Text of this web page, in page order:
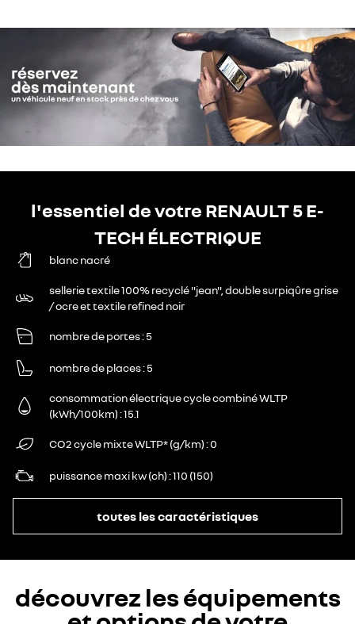
l'essentiel de votre RENAULT 5 E-
TECH ÉLECTRIQUE
blanc nacré
sellerie textile 100% recyclé "jean", double surpiqûre grise
/ ocre et textile refined noir
nombre de portes 5
nombre de places 5
consommation électrique cycle combiné WLTP
(kWh/100km) 15.1
CO2 cycle mixte WLTP* (g/km) 0
puissance maxi kw (ch) 110 (150)
toutes les caractéristiques
découvrez les équipements